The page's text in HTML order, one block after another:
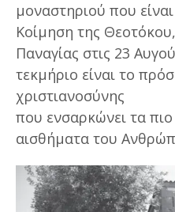
μοναστηριού που
Κοίμηση της
Παναγίας στις 23
τεκμήριο είναι το
χριστιανοσύνης
που ενσαρκώνει τα
αισθήματα του